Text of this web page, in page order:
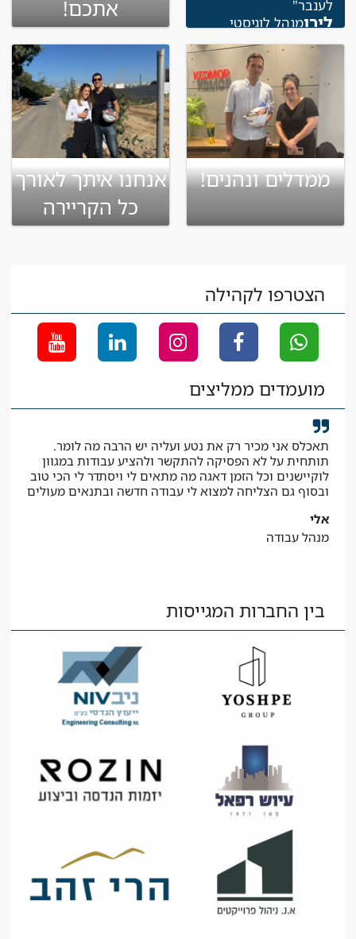
לענבר"
לירןמנהל לוגיסטי
אתכם!
ממדלים ונהנים!
אנחנו איתך לאורך
כל הקריירה
הצטרפו לקהילה
מועמדים ממליצים
תאכלס אני מכיר רק את נטע ועליה יש הרבה מה לומר.
תותחית על לא הפסיקה להתקשר ולהציע עבודות במגוון
לוקיישנים וכל הזמן דאגה מה מתאים לי ויסתדר לי הכי טוב
ובסוף גם הצליחה למצוא לי עבודה חדשה ובתנאים מעולים
אלי
מנהל עבודה
בין החברות המגייסות